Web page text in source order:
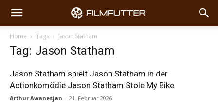
Home Tags Jason Statham
Tag: Jason Statham
Jason Statham spielt Jason Statham in der
Actionkomödie Jason Statham Stole My Bike
Arthur Awanesjan - 21. Februar 2026